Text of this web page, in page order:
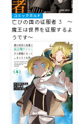
コミックガルド
亡びの国の征服者 3 ～
魔王は世界を征服するよ
うです～